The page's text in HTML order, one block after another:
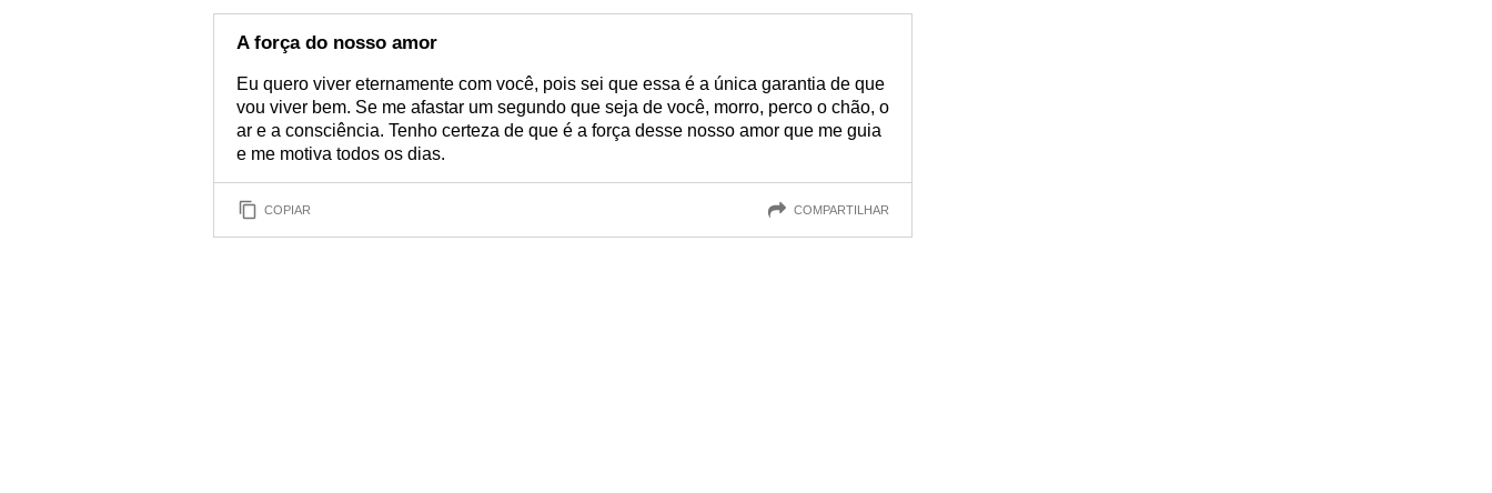
A força do nosso amor
Eu quero viver eternamente com você, pois sei que essa é a única garantia de que
vou viver bem. Se me afastar um segundo que seja de você, morro, perco o chão, o
ar e a consciência. Tenho certeza de que é a força desse nosso amor que me guia
e me motiva todos os dias.
COPIAR COMPARTILHAR